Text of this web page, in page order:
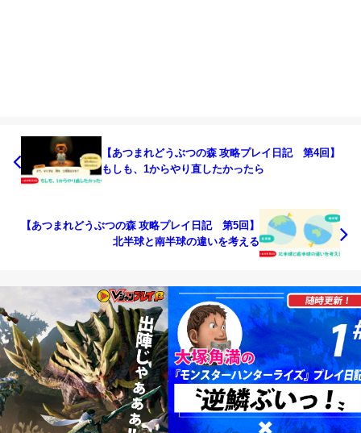
【あつまれどうぶつの森 攻略プレイ日記 第4回】
もしも、1からやり直したかったら
【あつまれどうぶつの森 攻略プレイ日記 第5回】
北半球と南半球の違いを考える